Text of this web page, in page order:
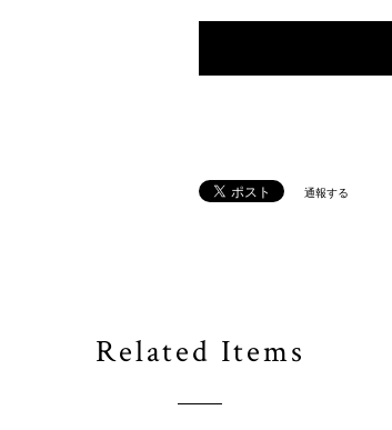
通報する
Related Items